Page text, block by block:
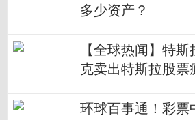
多少资产？
【全球热闻】特
克卖出特斯拉股票
环球百事通！彩票